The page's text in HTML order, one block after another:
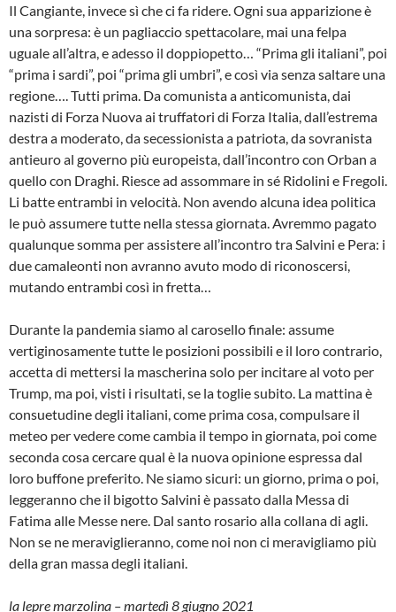
Il Cangiante, invece sì che ci fa ridere. Ogni sua apparizione è
una sorpresa: è un pagliaccio spettacolare, mai una felpa
uguale all’altra, e adesso il doppiopetto… “Prima gli italiani”, poi
“prima i sardi”, poi “prima gli umbri”, e così via senza saltare una
regione…. Tutti prima. Da comunista a anticomunista, dai
nazisti di Forza Nuova ai truffatori di Forza Italia, dall’estrema
destra a moderato, da secessionista a patriota, da sovranista
antieuro al governo più europeista, dall’incontro con Orban a
quello con Draghi. Riesce ad assommare in sé Ridolini e Fregoli.
Li batte entrambi in velocità. Non avendo alcuna idea politica
le può assumere tutte nella stessa giornata. Avremmo pagato
qualunque somma per assistere all’incontro tra Salvini e Pera: i
due camaleonti non avranno avuto modo di riconoscersi,
mutando entrambi così in fretta…
Durante la pandemia siamo al carosello finale: assume
vertiginosamente tutte le posizioni possibili e il loro contrario,
accetta di mettersi la mascherina solo per incitare al voto per
Trump, ma poi, visti i risultati, se la toglie subito. La mattina è
consuetudine degli italiani, come prima cosa, compulsare il
meteo per vedere come cambia il tempo in giornata, poi come
seconda cosa cercare qual è la nuova opinione espressa dal
loro buffone preferito. Ne siamo sicuri: un giorno, prima o poi,
leggeranno che il bigotto Salvini è passato dalla Messa di
Fatima alle Messe nere. Dal santo rosario alla collana di agli.
Non se ne meraviglieranno, come noi non ci meravigliamo più
della gran massa degli italiani.
la lepre marzolina – martedì 8 giugno 2021